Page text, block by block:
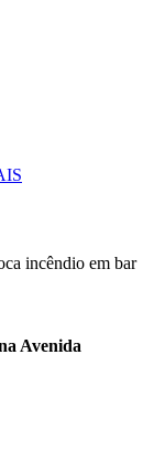
incêndio em bar
Avenida